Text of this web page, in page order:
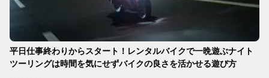
平日仕事終わりからスタート！レンタルバイクで一晩遊ぶナイト
ツーリングは時間を気にせずバイクの良さを活かせる遊び方